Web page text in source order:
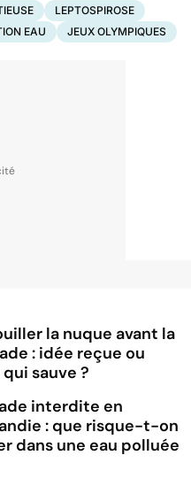
LEPTOSPIROSE
EAU JEUX OLYMPIQUES
la nuque avant la
: idée reçue ou
sauve ?
interdite en
: que risque-t-on
dans une eau polluée